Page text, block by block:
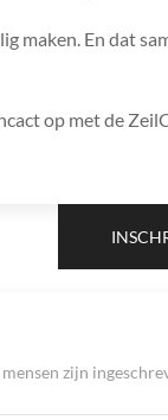
maken. En dat
op met de
zijn